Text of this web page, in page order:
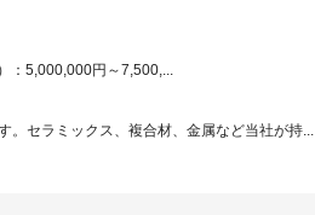
：5,000,000円～7,500,...
。セラミックス、複合材、金属など当社が持...